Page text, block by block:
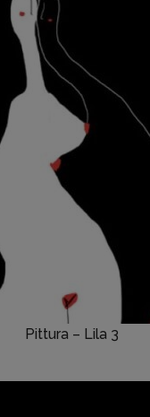
Pittura – Lila 3